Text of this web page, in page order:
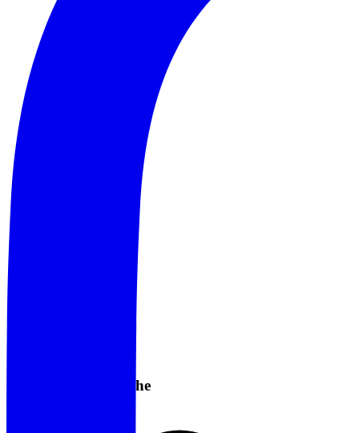
Informazioni Pratiche